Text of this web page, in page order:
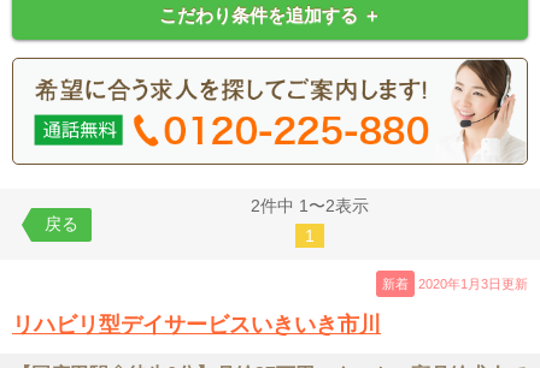
こだわり条件を追加する ＋
2件中 1〜2表示
1
戻る
新着 2020年1月3日更新
リハビリ型デイサービスいきいき市川